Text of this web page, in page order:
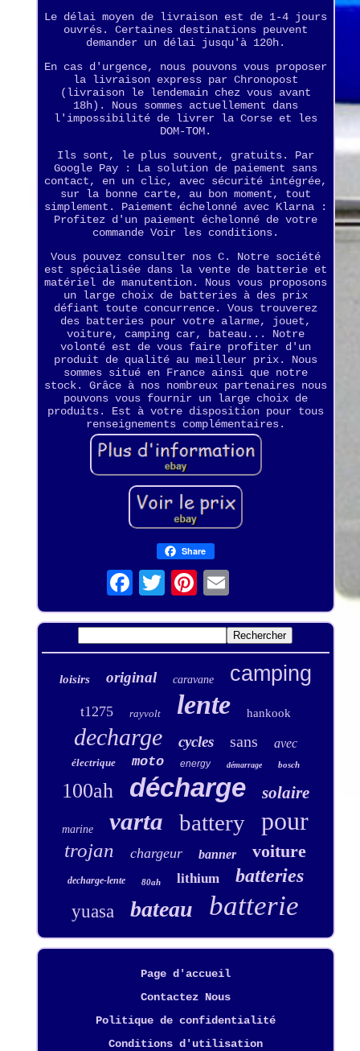
Le délai moyen de livraison est de 1-4 jours
ouvrés. Certaines destinations peuvent
demander un délai jusqu'à 120h.
En cas d'urgence, nous pouvons vous proposer
la livraison express par Chronopost
(livraison le lendemain chez vous avant
18h). Nous sommes actuellement dans
l'impossibilité de livrer la Corse et les
DOM-TOM.
Ils sont, le plus souvent, gratuits. Par
Google Pay : La solution de paiement sans
contact, en un clic, avec sécurité intégrée,
sur la bonne carte, au bon moment, tout
simplement. Paiement échelonné avec Klarna :
Profitez d'un paiement échelonné de votre
commande Voir les conditions.
Vous pouvez consulter nos C. Notre société
est spécialisée dans la vente de batterie et
matériel de manutention. Nous vous proposons
un large choix de batteries à des prix
défiant toute concurrence. Vous trouverez
des batteries pour votre alarme, jouet,
voiture, camping car, bateau... Notre
volonté est de vous faire profiter d'un
produit de qualité au meilleur prix. Nous
sommes situé en France ainsi que notre
stock. Grâce à nos nombreux partenaires nous
pouvons vous fournir un large choix de
produits. Est à votre disposition pour tous
renseignements complémentaires.
Share
loisirs original caravane camping
t1275 rayvolt lente hankook
decharge cycles sans avec
électrique moto energy démarrage bosch
100ah décharge solaire
marine varta battery pour
trojan chargeur banner voiture
decharge-lente 80ah lithium batteries
yuasa bateau batterie
Page d'accueil
Contactez Nous
Politique de confidentialité
Conditions d'utilisation